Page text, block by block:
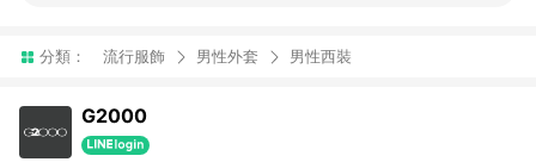
分類： 流行服飾 男性外套 男性西裝
G2000